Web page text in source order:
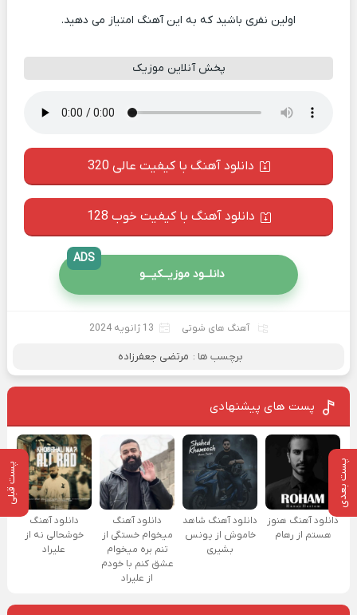
پست بعدی پست قبلی
اولین نفری باشید که به این آهنگ امتیاز می دهید.
پخش آنلاین موزیک
دانلود آهنگ با کیفیت عالی 320
دانلود آهنگ با کیفیت خوب 128
دانلــود موزیــکیـــو
ADS
آهنگ های شوتی 13 ژانویه 2024
برچسب ها : مرتضی جعفرزاده
پست های پیشنهادی
دانلود آهنگ هنوز
هستم از رهام
دانلود آهنگ شاهد
خاموش از یونس
بشیری
دانلود آهنگ
میخوام خستگی از
تنم بره میخوام
عشق کنم با خودم
از علیراد
دانلود آهنگ
خوشحالی نه از
علیراد